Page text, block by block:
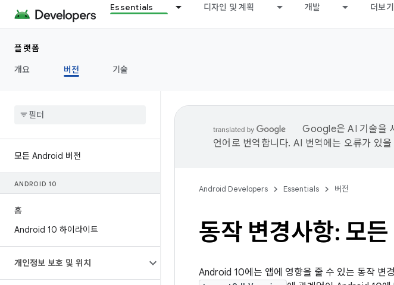
Essentials 디자인 및 계획 개발 더보기
플랫폼
개요
버전 기술
모든 Android 버전
ANDROID 10
홈
Android 10 하이라이트
개인정보 보호 및 위치
Google은 AI 기술을
언어로 번역합니다. AI 번역에는 오류가 있
Android Developers Essentials 버전
동작 변경사항: 모든
Android 10에는 앱에 영향을 줄 수 있는 동작 변